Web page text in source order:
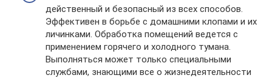
действенный и безопасный из всех способов.
Эффективен в борьбе с домашними клопами и их
личинками. Обработка помещений ведется с
применением горячего и холодного тумана.
Выполняться может только специальными
службами, знающими все о жизнедеятельности